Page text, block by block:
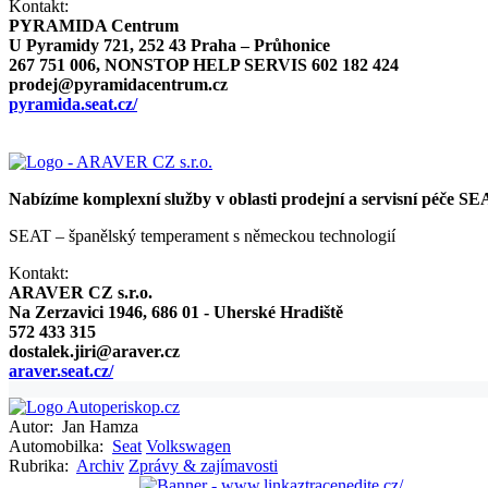
Kontakt:
PYRAMIDA Centrum
U Pyramidy 721, 252 43 Praha – Průhonice
267 751 006, NONSTOP HELP SERVIS 602 182 424
prodej@pyramidacentrum.cz
pyramida.seat.cz/
Nabízíme komplexní služby v oblasti prodejní a servisní péče
SEAT – španělský temperament s německou technologií
Kontakt:
ARAVER CZ s.r.o.
Na Zerzavici 1946, 686 01 - Uherské Hradiště
572 433 315
dostalek.jiri@araver.cz
araver.seat.cz/
Autor: Jan Hamza
Automobilka: Seat Volkswagen
Rubrika: Archiv Zprávy & zajímavosti